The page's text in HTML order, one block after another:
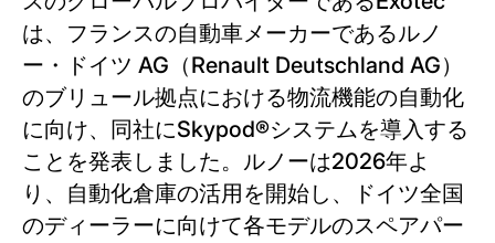
は、フランスの自動車メーカーであるルノ
ー・ドイツ AG（Renault Deutschland AG）
のブリュール拠点における物流機能の自動化
に向け、同社にSkypod®システムを導入する
ことを発表しました。ルノーは2026年よ
り、自動化倉庫の活用を開始し、ドイツ全国
のディーラーに向けて各モデルのスペアパー